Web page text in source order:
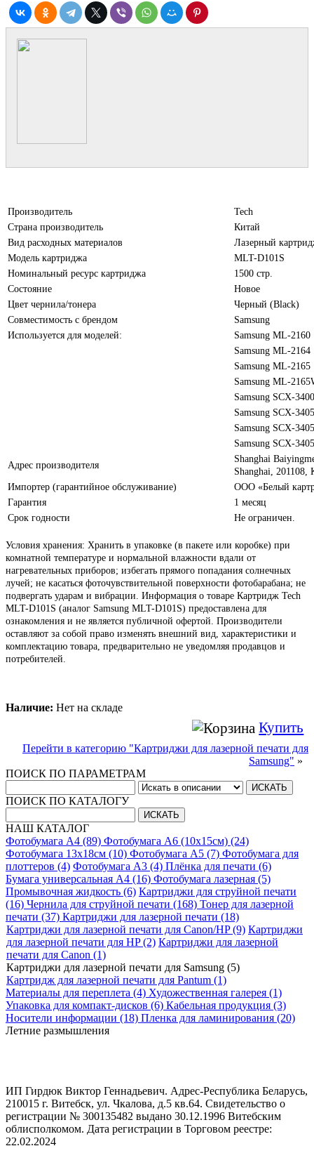
Производитель
Tech
Страна производитель
Китай
Вид расходных материалов
Лазерный
Модель картриджа
MLT-D101S
Номинальный ресурс картриджа
1500 стр.
Состояние
Новое
Цвет чернила/тонера
Черный (Black)
Совместимость с брендом
Samsung
Используется для моделей:
Samsung ML-2160
Samsung ML-2164
Samsung ML-2165
Samsung ML-
Samsung SCX-3400
Samsung SCX-3405
Samsung SCX-
Samsung SCX-
Адрес производителя
Shanghai
Shanghai, 201108,
Импортер (гарантийное обслуживание)
ООО «Белый
Гарантия
1 месяц
Срок годности
Не ограничен.
Условия хранения: Хранить в упаковке (в пакете или коробке) при
комнатной температуре и нормальной влажности вдали от
нагревательных приборов; избегать прямого попадания солнечных
лучей; не касаться фоточувствительной поверхности фотобарабана; не
подвергать ударам и вибрации. Информация о товаре Картридж Tech
MLT-D101S (аналог Samsung MLT-D101S) предоставлена для
ознакомления и не является публичной офертой. Производители
оставляют за собой право изменять внешний вид, характеристики и
комплектацию товара, предварительно не уведомляя продавцов и
потребителей.
Наличие: Нет на складе
Купить
Перейти в категорию "Картриджи для лазерной печати для
Samsung" »
ПОИСК ПО ПАРАМЕТРАМ
ПОИСК ПО КАТАЛОГУ
НАШ КАТАЛОГ
Фотобумага A4 (89) Фотобумага A6 (10х15см) (24)
Фотобумага 13х18см (10) Фотобумага A5 (7) Фотобумага для
плоттеров (4) Фотобумага A3 (4) Плёнка для печати (6)
Бумага универсальная A4 (16) Фотобумага лазерная (5)
Промывочная жидкость (6) Картриджи для струйной печати
(16) Чернила для струйной печати (168) Тонер для лазерной
печати (37) Картриджи для лазерной печати (18)
Картриджи для лазерной печати для Canon/HP (9) Картриджи
для лазерной печати для HP (2) Картриджи для лазерной
печати для Canon (1)
Картриджи для лазерной печати для Samsung (5)
Картридж для лазерной печати для Pantum (1)
Материалы для переплета (4) Художественная галерея (1)
Упаковка для компакт-дисков (6) Кабельная продукция (3)
Носители информации (18) Пленка для ламинирования (20)
Летние размышления
ИП Гирдюк Виктор Геннадьевич. Адрес-Республика Беларусь,
210015 г. Витебск, ул. Чкалова, д.5 кв.64. Свидетельство о
регистрации № 300135482 выдано 30.12.1996 Витебским
облисполкомом. Дата регистрации в Торговом реестре:
22.02.2024